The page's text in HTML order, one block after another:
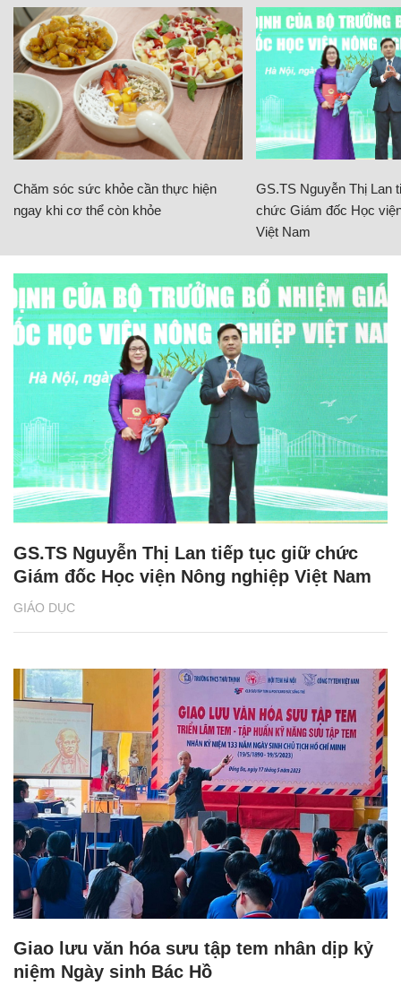
Chăm sóc sức khỏe cần thực hiện
ngay khi cơ thể còn khỏe
GS.TS Nguyễn Thị Lan
chức Giám đốc Học
Việt Nam
GIÁO DỤC
GS.TS Nguyễn Thị Lan tiếp tục giữ chức
Giám đốc Học viện Nông nghiệp Việt Nam
Giao lưu văn hóa sưu tập tem nhân dịp kỷ
niệm Ngày sinh Bác Hồ